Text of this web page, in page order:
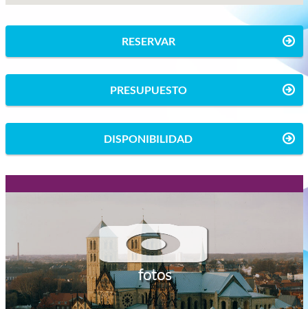
RESERVAR
PRESUPUESTO
DISPONIBILIDAD
fotos